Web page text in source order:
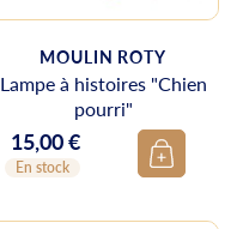
MOULIN ROTY
Lampe à histoires "Chien
pourri"
Prix
15,00 €
En stock